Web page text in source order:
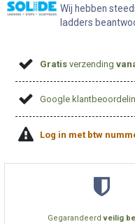
Wij hebben
ladders
Gratis verzending
Google
Log in met btw
Gegarandeerdveilig